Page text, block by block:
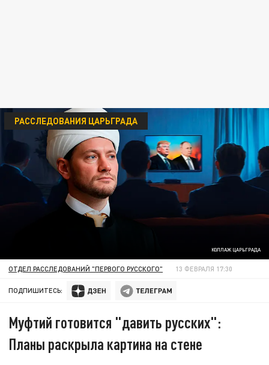
КОЛЛАЖ ЦАРЬГРАДА
РАССЛЕДОВАНИЯ ЦАРЬГРАДА
ОТДЕЛ РАССЛЕДОВАНИЙ "ПЕРВОГО РУССКОГО" 13 ФЕВРАЛЯ 17:30
ПОДПИШИТЕСЬ:
Муфтий готовится "давить русских":
Планы раскрыла картина на стене